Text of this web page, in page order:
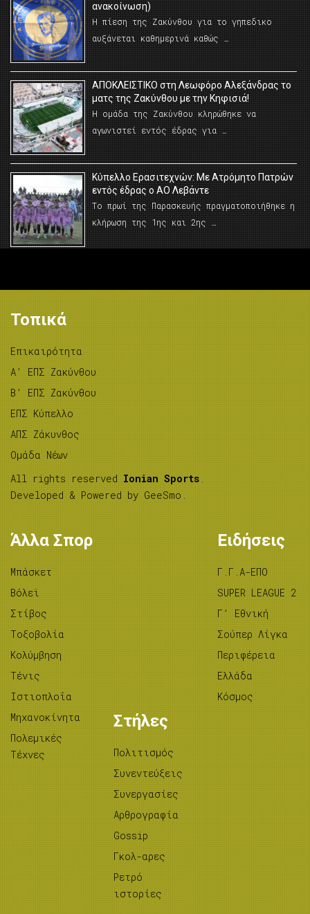
ανακοίνωση)
Η πίεση της Ζακύνθου για το γηπεδικο
αυξάνεται καθημερινά καθώς …
AΠΟΚΛΕΙΣΤΙΚΟ στη Λεωφόρο Αλεξάνδρας το
ματς της Ζακύνθου με την Κηφισιά!
Η ομάδα της Ζακύνθου κληρώθηκε να
αγωνιστεί εντός έδρας για …
Κύπελλο Ερασιτεχνών: Με Ατρόμητο Πατρών
εντός έδρας ο ΑΟ Λεβάντε
Το πρωί της Παρασκευής πραγματοποιήθηκε η
κλήρωση της 1ης και 2ης …
Τοπικά
Επικαιρότητα
A’ ΕΠΣ Ζακύνθου
B’ ΕΠΣ Ζακύνθου
ΕΠΣ Κύπελλο
ΑΠΣ Ζάκυνθος
Ομάδα Νέων
All rights reserved Ionian Sports .
Developed & Powered by GeeSmo .
Άλλα Σπορ
Μπάσκετ
Βόλεϊ
Στίβος
Tοξοβολία
Κολύμβηση
Τένις
Ιστιοπλοΐα
Μηχανοκίνητα
Πολεμικές
Τέχνες
Ειδήσεις
Γ.Γ.Α-ΕΠΟ
SUPER LEAGUE 2
Γ’ Εθνική
Σούπερ Λίγκα
Περιφέρεια
Ελλάδα
Κόσμος
Στήλες
Πολιτισμός
Συνεντεύξεις
Συνεργασίες
Αρθρογραφία
Gossip
Γκολ-αρες
Ρετρό
ιστορίες